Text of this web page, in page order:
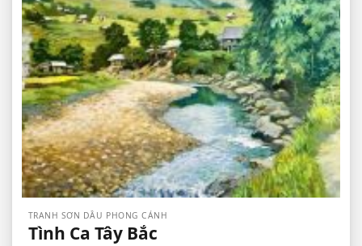
TRANH SƠN DẦU PHONG CẢNH
Tình Ca Tây Bắc